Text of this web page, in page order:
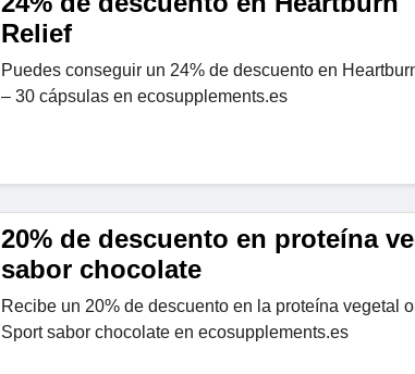
Relief
Puedes conseguir un 24% de descuento en
– 30 cápsulas en ecosupplements.es
20% de descuento en proteína
sabor chocolate
Recibe un 20% de descuento en la proteína vegetal
Sport sabor chocolate en ecosupplements.es